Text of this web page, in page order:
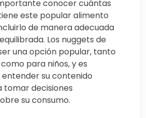
conocer cuántas
este popular alimento
de manera adecuada
Los nuggets de
una opción popular, tanto
para niños, y es
su contenido
tomar decisiones
su consumo.